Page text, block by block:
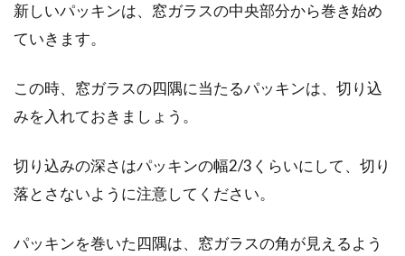
新しいパッキンは、窓ガラスの中央部分から巻き始め
ていきます。
この時、窓ガラスの四隅に当たるパッキンは、切り込
みを入れておきましょう。
切り込みの深さはパッキンの幅2/3くらいにして、切り
落とさないように注意してください。
パッキンを巻いた四隅は、窓ガラスの角が見えるよう